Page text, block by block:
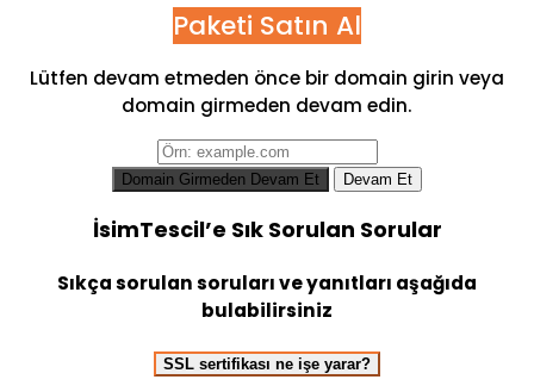
Paketi Satın Al
Lütfen devam etmeden önce bir domain girin veya
domain girmeden devam edin.
Domain Girmeden Devam Et Devam Et
İsimTescil’e Sık Sorulan Sorular
Sıkça sorulan soruları ve yanıtları aşağıda
bulabilirsiniz
SSL sertifikası ne işe yarar?